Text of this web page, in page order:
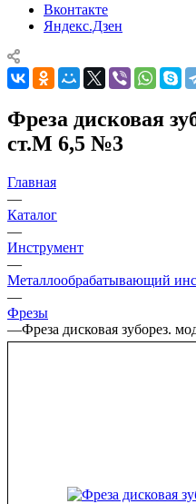
Вконтакте
Яндекс.Дзен
Фреза дисковая
ст.М 6,5 №3
Главная
—
Каталог
—
Инструмент
—
Металлообрабатывающий
—
Фрезы
—Фреза дисковая зуборез.